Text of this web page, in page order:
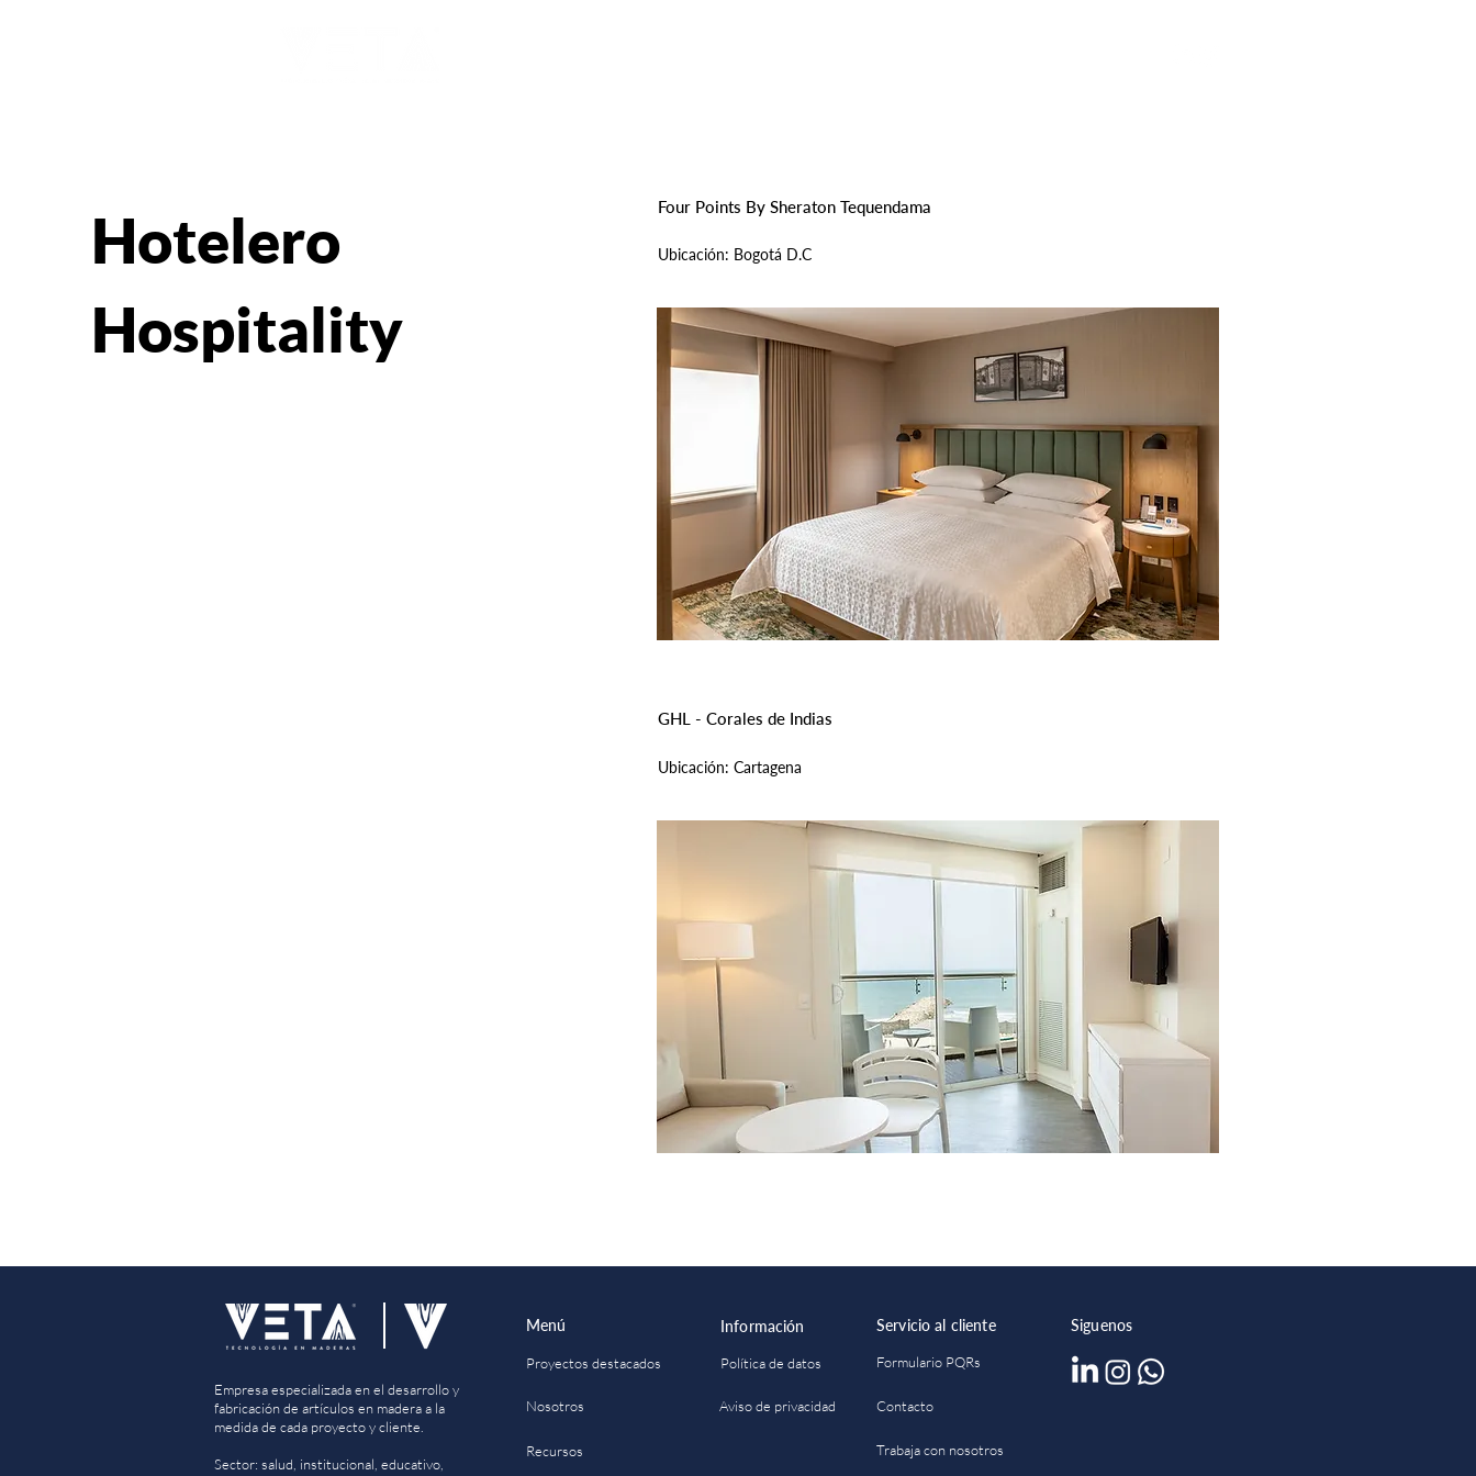
Hotelero
Hospitality
Four Points By Sheraton Tequendama
Ubicación: Bogotá D.C
GHL - Corales de Indias
Ubicación: Cartagena
Empresa especializada en el desarrollo y
fabricación de artículos en madera a la
medida de cada proyecto y cliente.
Sector: salud, institucional, educativo,
Menú
Proyectos destacados Política de datos
Recursos
Nosotros
Información Servicio al cliente
Formulario PQRs
Contacto
Siguenos
Trabaja con nosotros
Aviso de privacidad